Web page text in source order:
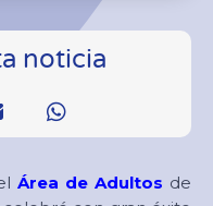
noticia
Área de Adultos de